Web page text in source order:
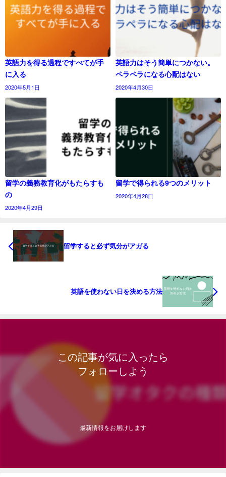
英語力を得る過程ですべてが手
に入る
2020年5月1日
英語力はそう簡単につかない。
ペラペラになる心配はない
2020年4月30日
留学の義務教育化がもたらすも
の
2020年4月29日
留学で得られる9つのメリット
2020年4月28日
留学すると必ず気分がアガる
英語を使わない日を決める方法
この記事が気に入ったら
フォローしよう
最新情報をお届けします